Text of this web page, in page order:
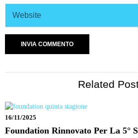
Related
16/11/2025
Foundation Rinnovato Per La 5°